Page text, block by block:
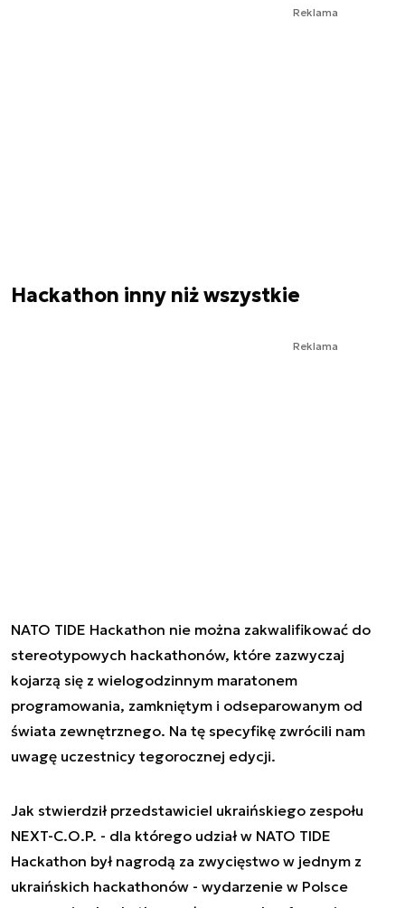
Reklama
Hackathon inny niż wszystkie
Reklama
NATO TIDE Hackathon nie można zakwalifikować do
stereotypowych hackathonów, które zazwyczaj
kojarzą się z wielogodzinnym maratonem
programowania, zamkniętym i odseparowanym od
świata zewnętrznego. Na tę specyfikę zwrócili nam
uwagę uczestnicy tegorocznej edycji.
Jak stwierdził przedstawiciel ukraińskiego zespołu
NEXT-C.O.P. - dla którego udział w NATO TIDE
Hackathon był nagrodą za zwycięstwo w jednym z
ukraińskich hackathonów - wydarzenie w Polsce